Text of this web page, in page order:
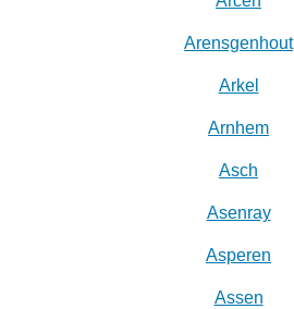
Arensgenhout
Arkel
Arnhem
Asch
Asenray
Asperen
Assen